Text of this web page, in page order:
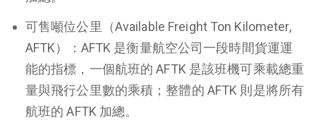
可售噸位公里（Available Freight Ton Kilometer,
AFTK）：AFTK 是衡量航空公司一段時間貨運運
能的指標，一個航班的 AFTK 是該班機可乘載總重
量與飛行公里數的乘積；整體的 AFTK 則是將所有
航班的 AFTK 加總。